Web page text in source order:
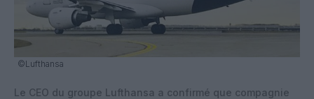
©Lufthansa
Le CEO du groupe Lufthansa a confirmé que compagnie